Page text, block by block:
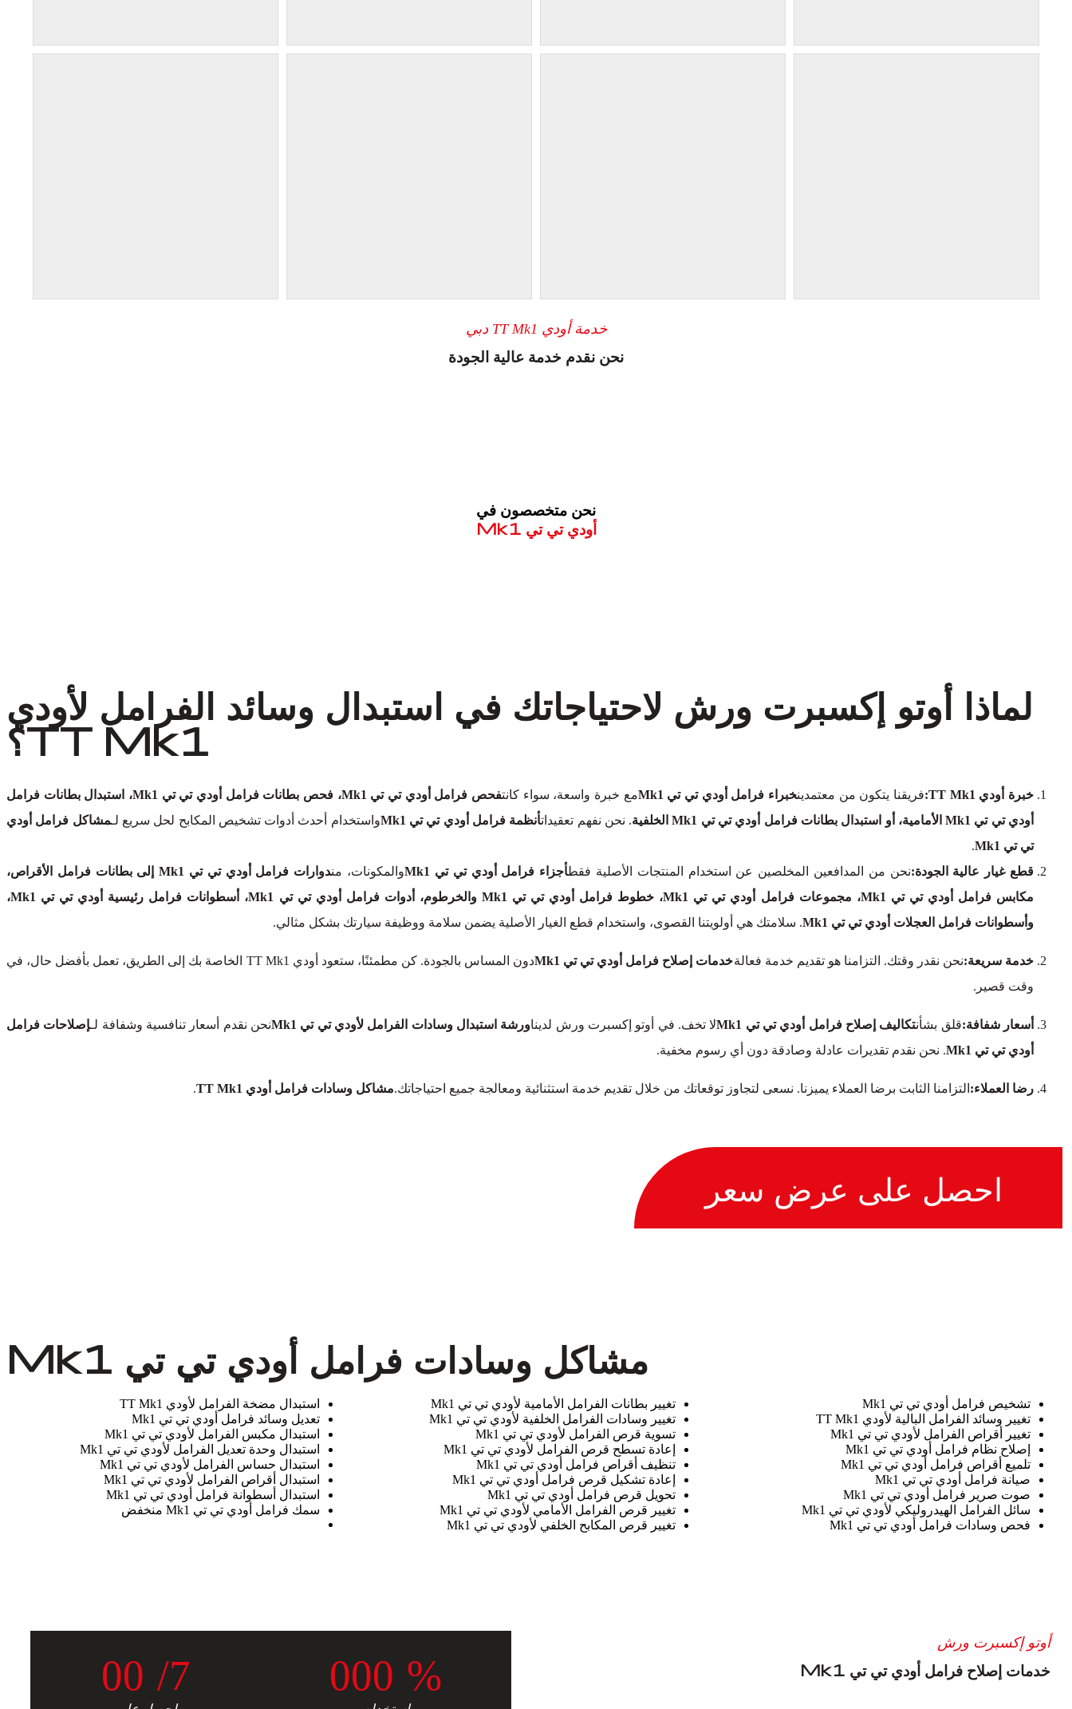
خدمة أودي TT Mk1 دبي
نحن نقدم خدمة عالية الجودة
نحن متخصصون في
أودي تي تي Mk1
لماذا أوتو إكسبرت ورش لاحتياجاتك في استبدال وسائد الفرامل لأودي
TT Mk1؟
خبرة أودي TT Mk1: فريقنا يتكون من معتمدينخبراء فرامل أودي تي تي Mk1 مع خبرة واسعة، سواء كانت
فحص فرامل أودي تي تي Mk1، فحص بطانات فرامل أودي تي تي Mk1، استبدال بطانات فرامل
أودي تي تي Mk1 الأمامية، أو استبدال بطانات فرامل أودي تي تي Mk1 الخلفية
. نحن نفهم تعقيداتأنظمة فرامل أودي تي تي Mk1 واستخدام أحدث أدوات تشخيص المكابح لحل سريع لـمشاكل فرامل أودي
تي تي Mk1
.
قطع غيار عالية الجودة:نحن من المدافعين المخلصين عن استخدام المنتجات الأصلية فقطأجزاء فرامل أودي تي تي Mk1 والمكونات، من
دوارات فرامل أودي تي تي Mk1 إلى بطانات فرامل الأقراص،
مكابس فرامل أودي تي تي Mk1، مجموعات فرامل أودي تي تي Mk1، خطوط فرامل أودي تي تي Mk1 والخرطوم، أدوات فرامل أودي تي تي Mk1، أسطوانات فرامل رئيسية أودي تي تي Mk1،
وأسطوانات فرامل العجلات أودي تي تي Mk1
. سلامتك هي أولويتنا القصوى، واستخدام قطع الغيار الأصلية يضمن سلامة ووظيفة سيارتك بشكل مثالي.
خدمة سريعة:نحن نقدر وقتك. التزامنا هو تقديم خدمة فعالةخدمات إصلاح فرامل أودي تي تي Mk1
دون المساس بالجودة. كن مطمئنًا، ستعود أودي TT Mk1 الخاصة بك إلى الطريق، تعمل بأفضل حال، في
وقت قصير.
أسعار شفافة:قلق بشأنتكاليف إصلاح فرامل أودي تي تي Mk1 لا تخف. في أوتو إكسبرت ورش لديناورشة استبدال وسادات الفرامل لأودي تي تي Mk1 نحن نقدم أسعار تنافسية وشفافة لـإصلاحات فرامل
أودي تي تي Mk1
. نحن نقدم تقديرات عادلة وصادقة دون أي رسوم مخفية.
رضا العملاء: التزامنا الثابت برضا العملاء يميزنا. نسعى لتجاوز توقعاتك من خلال تقديم خدمة استثنائية ومعالجة جميع احتياجاتك.مشاكل وسادات فرامل أودي TT Mk1 .
احصل على عرض سعر
مشاكل وسادات فرامل أودي تي تي Mk1
تشخيص فرامل أودي تي تي Mk1
تغيير وسائد الفرامل البالية لأودي TT Mk1
تغيير أقراص الفرامل لأودي تي تي Mk1
إصلاح نظام فرامل أودي تي تي Mk1
تلميع أقراص فرامل أودي تي تي Mk1
صيانة فرامل أودي تي تي Mk1
صوت صرير فرامل أودي تي تي Mk1
سائل الفرامل الهيدروليكي لأودي تي تي Mk1
فحص وسادات فرامل أودي تي تي Mk1
تغيير بطانات الفرامل الأمامية لأودي تي تي Mk1
تغيير وسادات الفرامل الخلفية لأودي تي تي Mk1
تسوية قرص الفرامل لأودي تي تي Mk1
إعادة تسطح قرص الفرامل لأودي تي تي Mk1
تنظيف أقراص فرامل أودي تي تي Mk1
إعادة تشكيل قرص فرامل أودي تي تي Mk1
تحويل قرص فرامل أودي تي تي Mk1
تغيير قرص الفرامل الأمامي لأودي تي تي Mk1
تغيير قرص المكابح الخلفي لأودي تي تي Mk1
استبدال مضخة الفرامل لأودي TT Mk1
تعديل وسائد فرامل أودي تي تي Mk1
استبدال مكبس الفرامل لأودي تي تي Mk1
استبدال وحدة تعديل الفرامل لأودي تي تي Mk1
استبدال حساس الفرامل لأودي تي تي Mk1
استبدال أقراص الفرامل لأودي تي تي Mk1
استبدال أسطوانة فرامل أودي تي تي Mk1
سمك فرامل أودي تي تي Mk1 منخفض
أوتو إكسبرت ورش
خدمات إصلاح فرامل أودي تي تي Mk1 000 %
00 /7